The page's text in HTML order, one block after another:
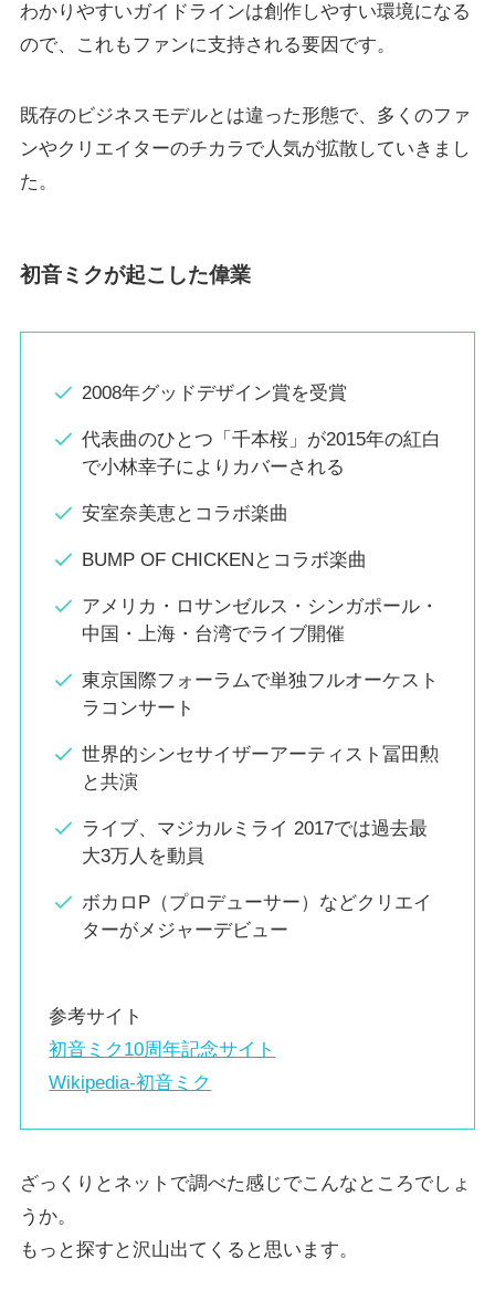
わかりやすいガイドラインは創作しやすい環境になる
ので、これもファンに支持される要因です。
既存のビジネスモデルとは違った形態で、多くのファ
ンやクリエイターのチカラで人気が拡散していきまし
た。
初音ミクが起こした偉業
2008年グッドデザイン賞を受賞
代表曲のひとつ「千本桜」が2015年の紅白
で小林幸子によりカバーされる
安室奈美恵とコラボ楽曲
BUMP OF CHICKENとコラボ楽曲
アメリカ・ロサンゼルス・シンガポール・
中国・上海・台湾でライブ開催
東京国際フォーラムで単独フルオーケスト
ラコンサート
世界的シンセサイザーアーティスト冨田勲
と共演
ライブ、マジカルミライ 2017では過去最
大3万人を動員
ボカロP（プロデューサー）などクリエイ
ターがメジャーデビュー
参考サイト
初音ミク10周年記念サイト
Wikipedia-初音ミク
ざっくりとネットで調べた感じでこんなところでしょ
うか。
もっと探すと沢山出てくると思います。